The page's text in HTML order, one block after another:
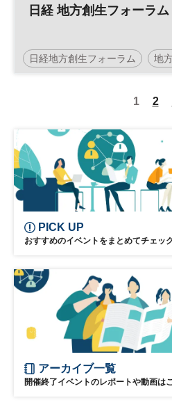
日経 地方創生フォーラ
日経地方創生フォーラム 地
1 2
PICK UP
おすすめのイベントをまとめてチェッ
アーカイブ一覧
開催終了イベントのレポートや動画は